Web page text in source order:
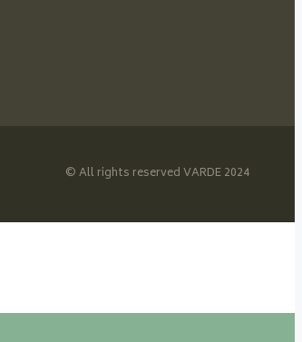
© All rights reserved VARDE 2024